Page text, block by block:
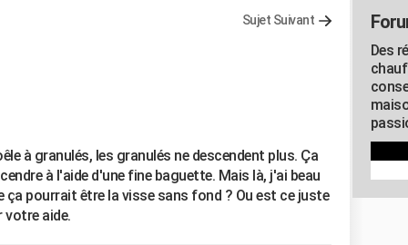
Sujet Suivant
à granulés, les granulés ne descendent plus. Ça
à l'aide d'une fine baguette. Mais là, j'ai beau
ça pourrait être la visse sans fond ? Ou est ce juste
votre aide.
Des